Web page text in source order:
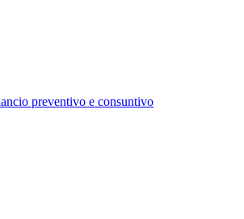
preventivo e consuntivo